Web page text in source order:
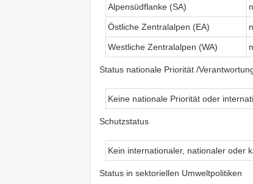
Alpensüdflanke (SA)
Östliche Zentralalpen (EA)
Westliche Zentralalpen (WA)
Status nationale Priorität /
Keine nationale Priorität oder
Schutzstatus
Kein internationaler, nationaler oder
Status in sektoriellen Umweltpolitiken